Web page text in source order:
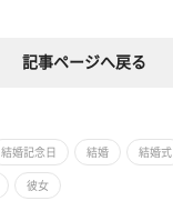
記事ページへ戻る
結婚記念日 結婚 結婚式
彼女